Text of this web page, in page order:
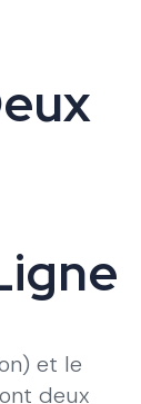
et le
deux